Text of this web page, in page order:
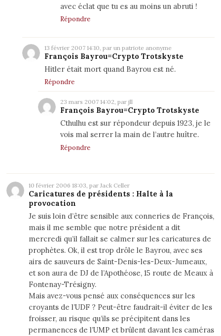
avec éclat que tu es au moins un abruti !
Répondre
13 février 2007 14:10, par un patriote anonyme
François Bayrou=Crypto Trotskyste
Hitler était mort quand Bayrou est né.
Répondre
23 mars 2007 14:02, par jll
François Bayrou=Crypto Trotskyste
Cthulhu est sur répondeur depuis 1923, je le
vois mal serrer la main de l’autre huître.
Répondre
10 février 2006 18:03, par Jack Celler
Caricatures de présidents : Halte à la
provocation
Je suis loin d’être sensible aux conneries de François,
mais il me semble que notre président a dit
mercredi qu’il fallait se calmer sur les caricatures de
prophètes. Ok, il est trop drôle le Bayrou, avec ses
airs de sauveurs de Saint-Denis-les-Deux-Jumeaux,
et son aura de DJ de l’Apothéose, 15 route de Meaux à
Fontenay-Trésigny.
Mais avez-vous pensé aux conséquences sur les
croyants de l’UDF ? Peut-être faudrait-il éviter de les
froisser, au risque qu’ils se précipitent dans les
permanences de l’UMP et brûlent davant les caméras